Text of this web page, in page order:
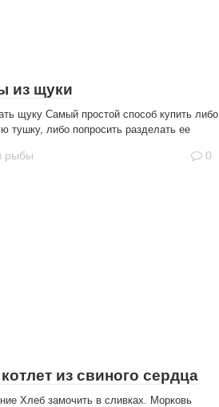
из щуки
щуку Самый простой способ купить либо
тушку, либо попросить разделать ее
рыбы 0
из свиного сердца
Хлеб замочить в сливках. Морковь